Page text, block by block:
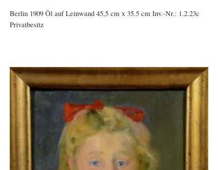
Berlin 1909 Öl auf Leinwand 45,5 cm x 35.5 cm Inv.-Nr.: 1.2.23c
Privatbesitz